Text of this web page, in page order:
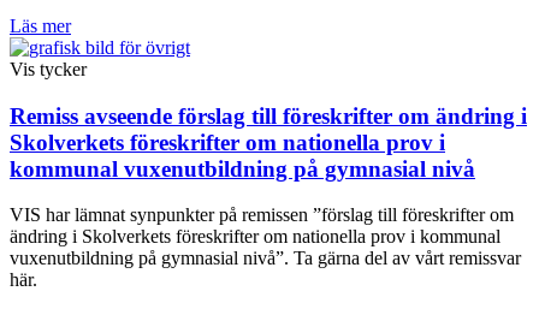
Läs mer
Vis tycker
Remiss avseende förslag till föreskrifter om ändring i
Skolverkets föreskrifter om nationella prov i
kommunal vuxenutbildning på gymnasial nivå
VIS har lämnat synpunkter på remissen ”förslag till föreskrifter om
ändring i Skolverkets föreskrifter om nationella prov i kommunal
vuxenutbildning på gymnasial nivå”. Ta gärna del av vårt remissvar
här.